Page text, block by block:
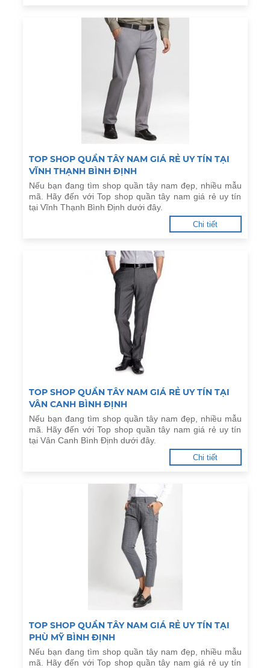
TOP SHOP QUẦN TÂY NAM GIÁ RẺ UY TÍN TẠI
VĨNH THẠNH BÌNH ĐỊNH
Nếu bạn đang tìm shop quần tây nam đẹp, nhiều mẫu
mã. Hãy đến với Top shop quần tây nam giá rẻ uy tín
tại Vĩnh Thạnh Bình Định dưới đây.
Chi tiết
TOP SHOP QUẦN TÂY NAM GIÁ RẺ UY TÍN TẠI
VÂN CANH BÌNH ĐỊNH
Nếu bạn đang tìm shop quần tây nam đẹp, nhiều mẫu
mã. Hãy đến với Top shop quần tây nam giá rẻ uy tín
tại Vân Canh Bình Định dưới đây.
Chi tiết
TOP SHOP QUẦN TÂY NAM GIÁ RẺ UY TÍN TẠI
PHÙ MỸ BÌNH ĐỊNH
Nếu bạn đang tìm shop quần tây nam đẹp, nhiều mẫu
mã. Hãy đến với Top shop quần tây nam giá rẻ uy tín